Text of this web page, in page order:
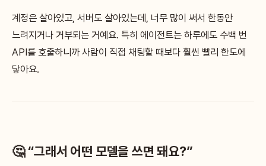
계정은 살아있고, 서버도 살아있는데, 너무 많이 써서 한동안
느려지거나 거부되는 거예요. 특히 에이전트는 하루에도 수백 번
API를 호출하니까 사람이 직접 채팅할 때보다 훨씬 빨리 한도에
닿아요.
🤔 “그래서 어떤 모델을 쓰면 돼요?”